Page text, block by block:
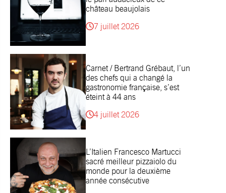
château beaujolais
7 juillet 2026
Carnet / Bertrand Grébaut, l’un
des chefs qui a changé la
gastronomie française, s’est
éteint à 44 ans
4 juillet 2026
L’Italien Francesco Martucci
sacré meilleur pizzaiolo du
monde pour la deuxième
année consécutive